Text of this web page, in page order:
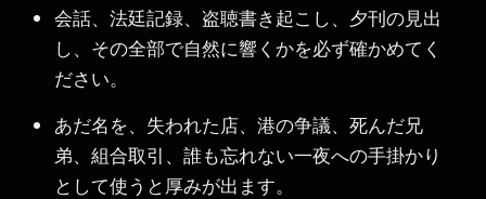
会話、法廷記録、盗聴書き起こし、夕刊の見出
し、その全部で自然に響くかを必ず確かめてく
ださい。
あだ名を、失われた店、港の争議、死んだ兄
弟、組合取引、誰も忘れない一夜への手掛かり
として使うと厚みが出ます。